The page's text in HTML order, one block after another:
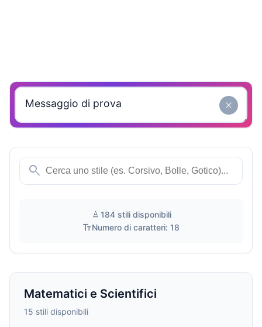
close
search
text_format 184 stili disponibili
text_fieldsNumero di caratteri: 18
Matematici e Scientifici
15 stili disponibili